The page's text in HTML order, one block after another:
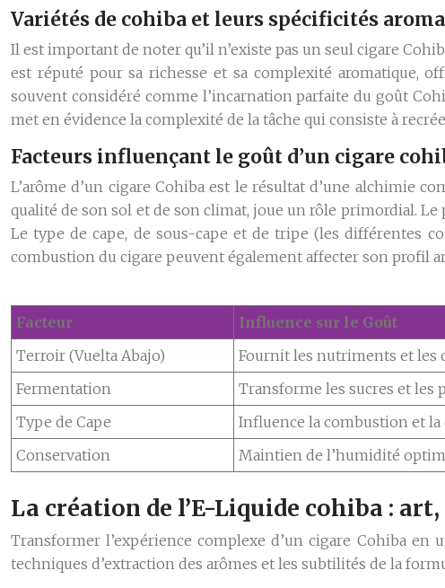
Variétés de cohiba et leurs spécificités
Il est important de noter qu’il n’existe pas un seul cigare
est réputé pour sa richesse et sa complexité aromatique,
souvent considéré comme l’incarnation parfaite du goût
met en évidence la complexité de la tâche qui consiste à
Facteurs influençant le goût d’un cigare
L’arôme d’un cigare Cohiba est le résultat d’une alchimie
qualité de son sol et de son climat, joue un rôle primordial.
Le type de cape, de sous-cape et de tripe (les différentes
combustion du cigare peuvent également affecter son profil
Facteur
Influence sur le Goût
Terroir (Vuelta Abajo)
Fournit les nutriments et les
Fermentation
Transforme les sucres et les
Type de Cape
Influence la combustion et la
Conservation
Maintien de l’humidité
La création de l’E-Liquide cohiba :
Transformer l’expérience complexe d’un cigare Cohiba
techniques d’extraction des arômes et les subtilités de la